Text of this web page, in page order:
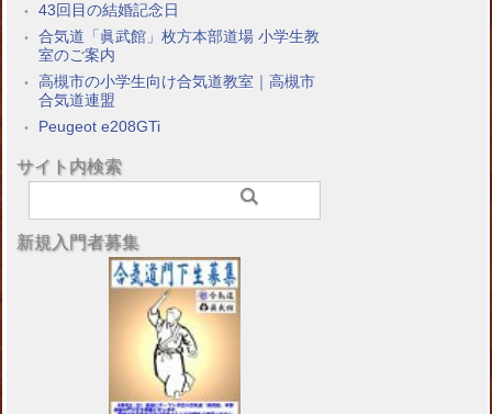
43回目の結婚記念日
合気道「眞武館」枚方本部道場 小学生教
室のご案内
高槻市の小学生向け合気道教室｜高槻市
合気道連盟
Peugeot e208GTi
サイト内検索
新規入門者募集